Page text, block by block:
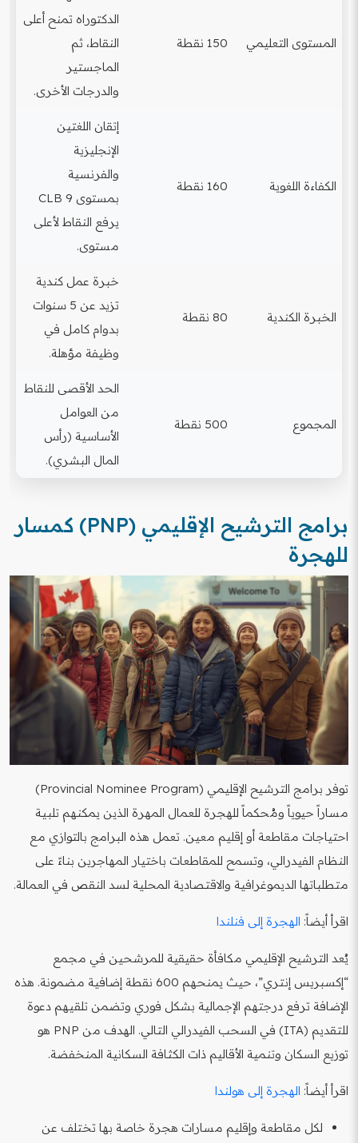
المستوى التعليمي 150 نقطة
الدكتوراه تمنح أعلى
النقاط، ثم
الماجستير
والدرجات الأخرى.
الكفاءة اللغوية 160 نقطة
إتقان اللغتين
الإنجليزية
والفرنسية
بمستوى CLB 9
يرفع النقاط لأعلى
مستوى.
الخبرة الكندية 80 نقطة
خبرة عمل كندية
تزيد عن 5 سنوات
بدوام كامل في
وظيفة مؤهلة.
المجموع 500 نقطة
الحد الأقصى للنقاط
من العوامل
الأساسية (رأس
المال البشري).
برامج الترشيح الإقليمي (PNP) كمسار
للهجرة
توفر برامج الترشيح الإقليمي (Provincial Nominee Program)
مساراً حيوياً ومُحكماً للهجرة للعمال المهرة الذين يمكنهم تلبية
احتياجات مقاطعة أو إقليم معين. تعمل هذه البرامج بالتوازي مع
النظام الفيدرالي، وتسمح للمقاطعات باختيار المهاجرين بناءً على
متطلباتها الديموغرافية والاقتصادية المحلية لسد النقص في العمالة.
اقرأ أيضاً: الهجرة إلى فنلندا
يُعد الترشيح الإقليمي مكافأة حقيقية للمرشحين في مجمع
“إكسبريس إنتري”، حيث يمنحهم 600 نقطة إضافية مضمونة. هذه
الإضافة ترفع درجتهم الإجمالية بشكل فوري وتضمن تلقيهم دعوة
للتقديم (ITA) في السحب الفيدرالي التالي. الهدف من PNP هو
توزيع السكان وتنمية الأقاليم ذات الكثافة السكانية المنخفضة.
اقرأ أيضاً: الهجرة إلى هولندا
لكل مقاطعة وإقليم مسارات هجرة خاصة بها تختلف عن